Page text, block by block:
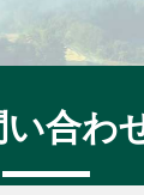
合わ